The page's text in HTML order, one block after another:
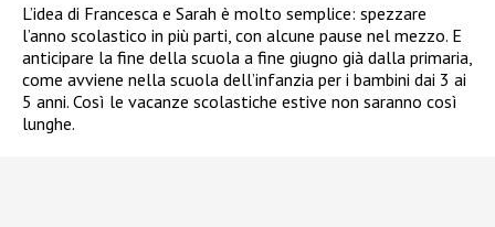
L’idea di Francesca e Sarah è molto semplice: spezzare
l’anno scolastico in più parti, con alcune pause nel mezzo. E
anticipare la fine della scuola a fine giugno già dalla primaria,
come avviene nella scuola dell’infanzia per i bambini dai 3 ai
5 anni. Così le vacanze scolastiche estive non saranno così
lunghe.